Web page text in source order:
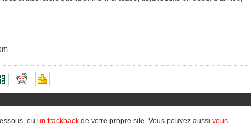
ou un trackback de votre propre site. Vous pouvez aussi vous